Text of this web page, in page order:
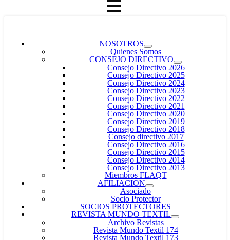
NOSOTROS
Quienes Somos
CONSEJO DIRECTIVO
Consejo Directivo 2026
Consejo Directivo 2025
Consejo Directivo 2024
Consejo Directivo 2023
Consejo Directivo 2022
Consejo Directivo 2021
Consejo Directivo 2020
Consejo Directivo 2019
Consejo Directivo 2018
Consejo directivo 2017
Consejo Directivo 2016
Consejo Directivo 2015
Consejo Directivo 2014
Consejo Directivo 2013
Miembros FLAQT
AFILIACION
Asociado
Socio Protector
SOCIOS PROTECTORES
REVISTA MUNDO TEXTIL
Archivo Revistas
Revista Mundo Textil 174
Revista Mundo Textil 173